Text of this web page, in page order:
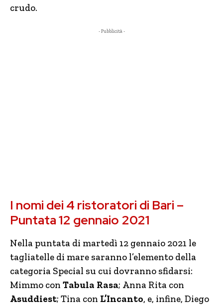
crudo.
- Pubblicità -
I nomi dei 4 ristoratori di Bari –
Puntata 12 gennaio 2021
Nella puntata di martedì 12 gennaio 2021 le
tagliatelle di mare saranno l’elemento della
categoria Special su cui dovranno sfidarsi:
Mimmo con Tabula Rasa; Anna Rita con
Asuddiest; Tina con L’Incanto, e, infine, Diego